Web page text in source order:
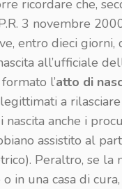
ricordare che,
3 novembre
entro dieci giorni,
all’ufficiale
l’atto di
a
nascita anche i
assistito al
Peraltro, se la
in una casa di